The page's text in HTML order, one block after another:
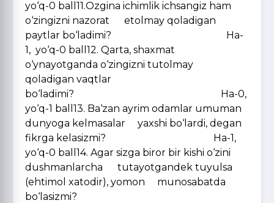
yo‘q-0 ball11.Ozgina ichimlik ichsangiz ham
o‘zingizni nazorat etolmay qoladigan
paytlar bo‘ladimi? Ha-
1, yo‘q-0 ball12. Qarta, shaxmat
o‘ynayotganda o‘zingizni tutolmay
qoladigan vaqtlar
bo‘ladimi? Ha-0,
yo‘q-1 ball13. Ba‘zan ayrim odamlar umuman
dunyoga kelmasalar yaxshi bo‘lardi, degan
fikrga kelasizmi? Ha-1,
yo‘q-0 ball14. Agar sizga biror bir kishi o‘zini
dushmanlarcha tutayotgandek tuyulsa
(ehtimol xatodir), yomon munosabatda
bo‘lasizmi?